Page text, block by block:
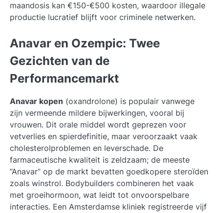
maandosis kan €150-€500 kosten, waardoor illegale
productie lucratief blijft voor criminele netwerken.
Anavar en Ozempic: Twee
Gezichten van de
Performancemarkt
Anavar kopen (oxandrolone) is populair vanwege
zijn vermeende mildere bijwerkingen, vooral bij
vrouwen. Dit orale middel wordt geprezen voor
vetverlies en spierdefinitie, maar veroorzaakt vaak
cholesterolproblemen en leverschade. De
farmaceutische kwaliteit is zeldzaam; de meeste
“Anavar” op de markt bevatten goedkopere steroïden
zoals winstrol. Bodybuilders combineren het vaak
met groeihormoon, wat leidt tot onvoorspelbare
interacties. Een Amsterdamse kliniek registreerde vijf